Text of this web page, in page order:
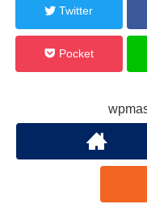
Twitter
Pocket